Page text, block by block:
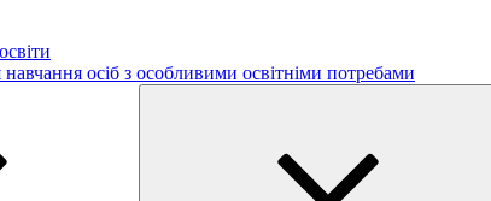
осіб з особливими освітніми потребами